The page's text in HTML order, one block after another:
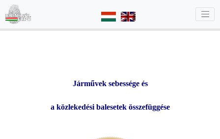
Járművek sebessége és
a közlekedési balesetek összefüggése